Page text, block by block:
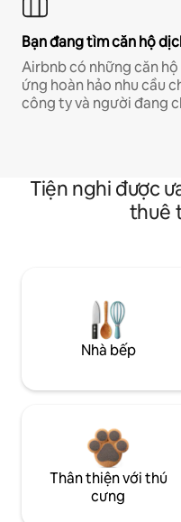
Bạn đang tìm căn hộ
Airbnb có những căn
ứng hoàn hảo nhu cầu
công ty và người đang
Tiện nghi được
thuê
Nhà bếp
Thân thiện với thú
cưng